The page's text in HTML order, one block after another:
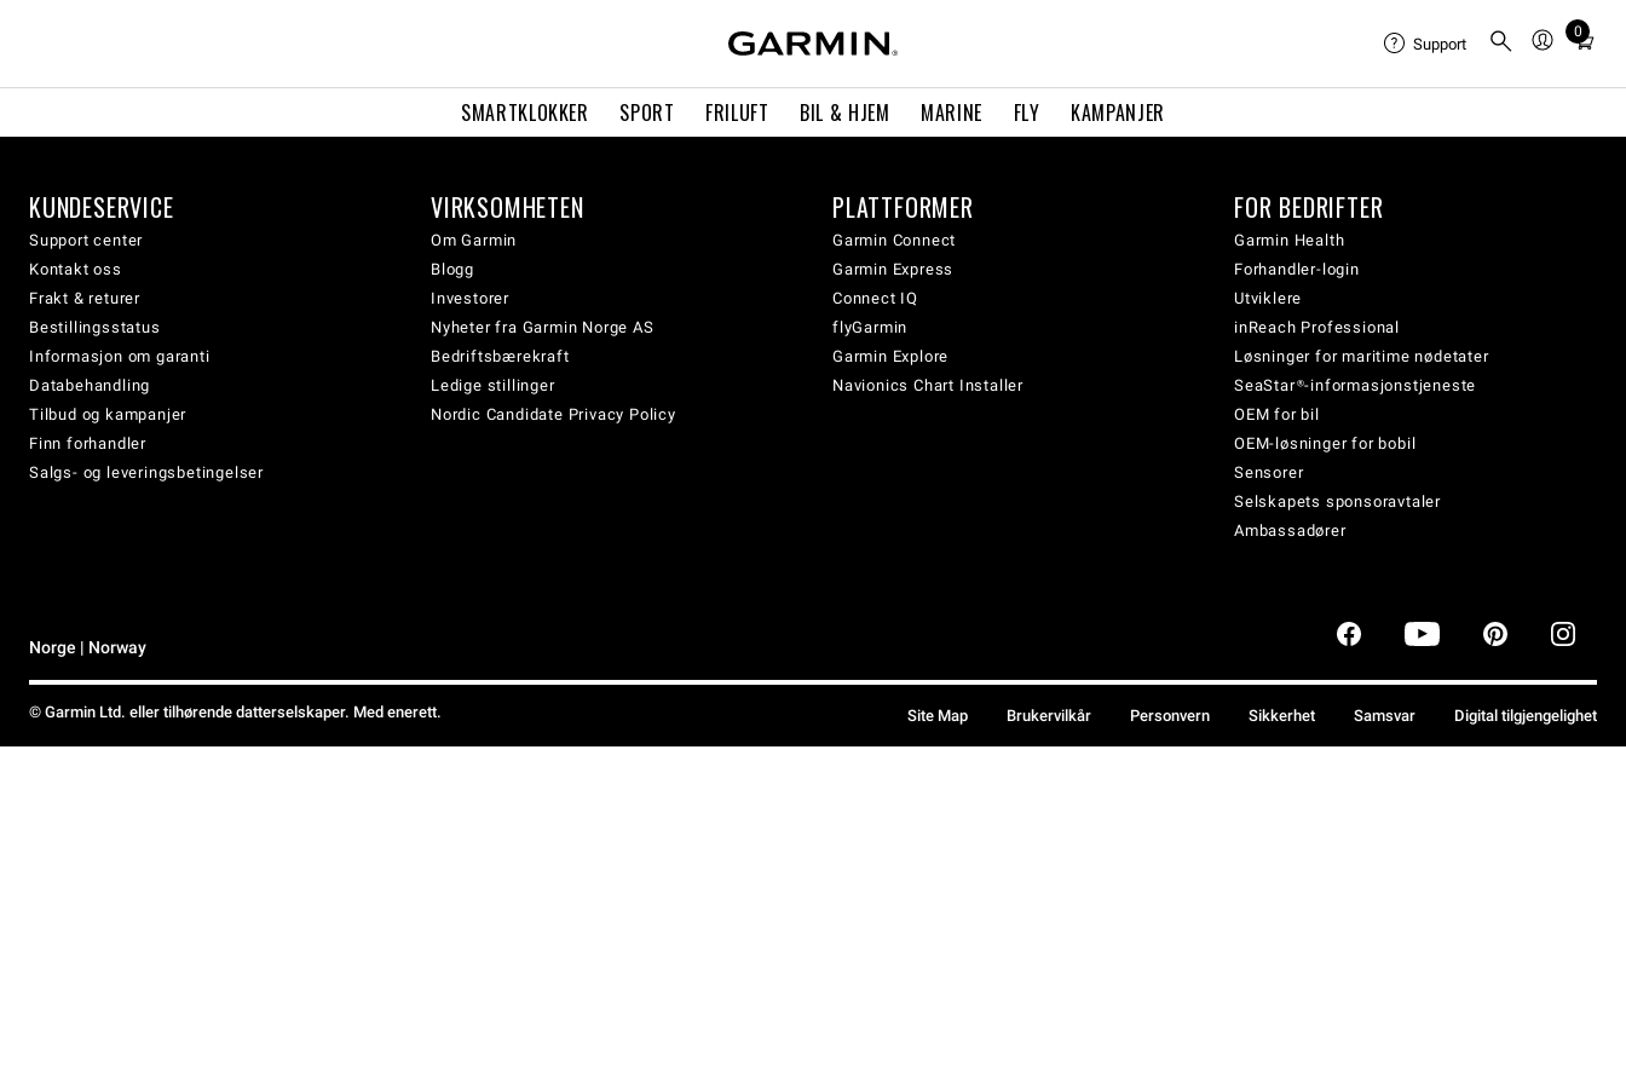
SMARTKLOKKER SPORT FRILUFT BIL & HJEM MARINE FLY KAMPANJER
Support
0
Total
cart:
KUNDESERVICE
Support center
Kontakt oss
Frakt & returer
Bestillingsstatus
Informasjon om garanti
Databehandling
Tilbud og kampanjer
Finn forhandler
Salgs- og leveringsbetingelser
VIRKSOMHETEN
Om Garmin
Blogg
Investorer
Nyheter fra Garmin Norge AS
Bedriftsbærekraft
Ledige stillinger
Nordic Candidate Privacy Policy
PLATTFORMER
Garmin Connect
Garmin Express
Connect IQ
flyGarmin
Garmin Explore
Navionics Chart Installer
FOR BEDRIFTER
Garmin Health
Forhandler-login
Utviklere
inReach Professional
Løsninger for maritime nødetater
SeaStar®-informasjonstjeneste
OEM for bil
OEM-løsninger for bobil
Sensorer
Selskapets sponsoravtaler
Ambassadører
Norge | Norway
© Garmin Ltd. eller tilhørende datterselskaper. Med enerett. Site Map Brukervilkår Personvern Sikkerhet Samsvar Digital tilgjengelighet